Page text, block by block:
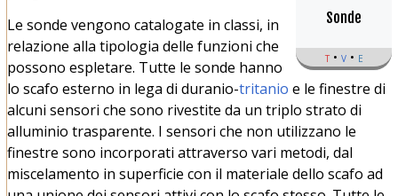
Sonde
t v e
Le sonde vengono catalogate in classi, in
relazione alla tipologia delle funzioni che
possono espletare. Tutte le sonde hanno
lo scafo esterno in lega di duranio-tritanio e le finestre di
alcuni sensori che sono rivestite da un triplo strato di
alluminio trasparente. I sensori che non utilizzano le
finestre sono incorporati attraverso vari metodi, dal
miscelamento in superficie con il materiale dello scafo ad